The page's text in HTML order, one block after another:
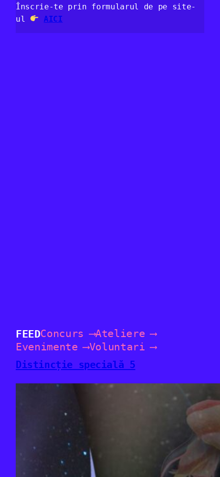
Înscrie-te prin formularul de pe site-
ul
AICI
FEEDConcurs
Ateliere
Evenimente
Voluntari
Distincție specială 5